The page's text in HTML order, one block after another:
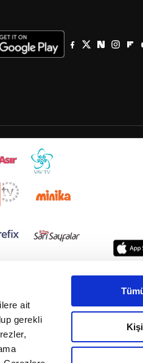
ait
gerekli